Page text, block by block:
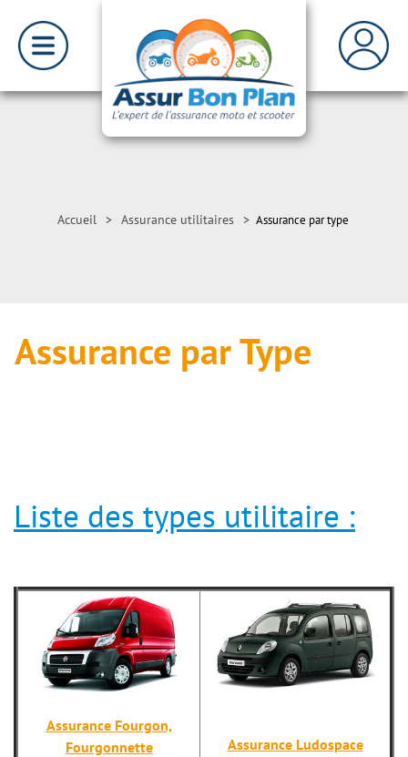
Accueil > Assurance utilitaires > Assurance par type
Assurance par Type
Liste des types utilitaire :
Assurance Fourgon,
Fourgonnette
Assurance Ludospace